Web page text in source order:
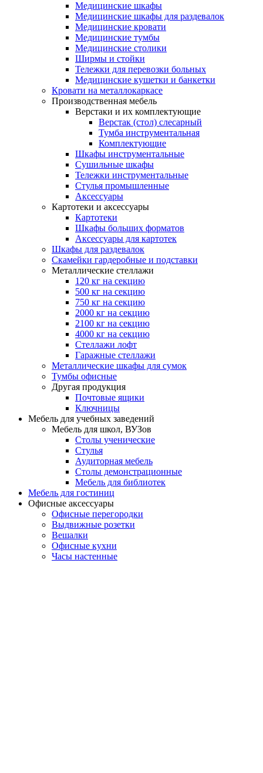
Медицинские шкафы
Медицинские шкафы для раздевалок
Медицинские кровати
Медицинские тумбы
Медицинские столики
Ширмы и стойки
Тележки для перевозки больных
Медицинские кушетки и банкетки
Кровати на металлокаркасе
Производственная мебель
Верстаки и их комплектующие
Верстак (стол) слесарный
Тумба инструментальная
Комплектующие
Шкафы инструментальные
Сушильные шкафы
Тележки инструментальные
Стулья промышленные
Аксессуары
Картотеки и аксессуары
Картотеки
Шкафы больших форматов
Аксессуары для картотек
Шкафы для раздевалок
Скамейки гардеробные и подставки
Металлические стеллажи
120 кг на секцию
500 кг на секцию
750 кг на секцию
2000 кг на секцию
2100 кг на секцию
4000 кг на секцию
Стеллажи лофт
Гаражные стеллажи
Металлические шкафы для сумок
Тумбы офисные
Другая продукция
Почтовые ящики
Ключницы
Мебель для учебных заведений
Мебель для школ, ВУЗов
Столы ученические
Стулья
Аудиторная мебель
Столы демонстрационные
Мебель для библиотек
Мебель для гостиниц
Офисные аксессуары
Офисные перегородки
Выдвижные розетки
Вешалки
Офисные кухни
Часы настенные